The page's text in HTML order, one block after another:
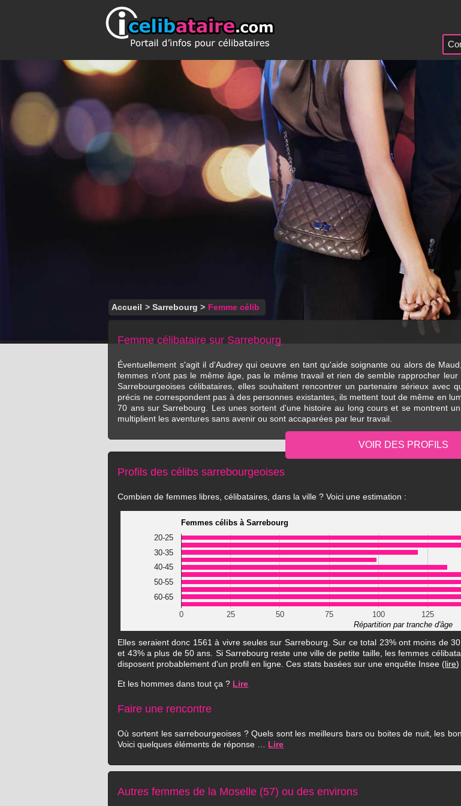
Accueil >Sarrebourg > Femme célib
Femme célibataire sur Sarrebourg
Éventuellement s'agit il d'Audrey qui oeuvre en tant qu'aide soignante ou alors de
femmes n'ont pas le même âge, pas le même travail et rien de semble rapprocher
Sarrebourgeoises célibataires, elles souhaitent rencontrer un partenaire sérieux avec
précis ne correspondent pas à des personnes existantes, ils mettent tout de même en
70 ans sur Sarrebourg. Les unes sortent d'une histoire au long cours et se montrent
multiplient les aventures sans avenir ou sont accaparées par leur travail.
Profils des célibs sarrebourgeoises
Combien de femmes libres, célibataires, dans la ville ? Voici une estimation :
Femmes célibs à Sarrebourg
0 25 50 75 100 125
20-25
30-35
40-45
50-55
60-65
Répartition par tranche d'âge
Elles seraient donc 1561 à vivre seules sur Sarrebourg. Sur ce total 23% ont moins de
et 43% a plus de 50 ans. Si Sarrebourg reste une ville de petite taille, les femmes
disposent probablement d'un profil en ligne. Ces stats basées sur une enquête Insee (lire)
Et les hommes dans tout ça ? Lire
Faire une rencontre
Où sortent les sarrebourgeoises ? Quels sont les meilleurs bars ou boites de nuit, les
Voici quelques éléments de réponse … Lire
Autres femmes de la Moselle (57) ou des environs